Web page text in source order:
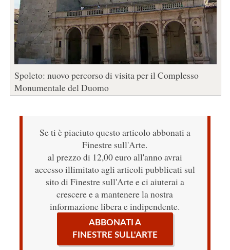
Spoleto: nuovo percorso di visita per il Complesso
Monumentale del Duomo
Se ti è piaciuto questo articolo abbonati a
Finestre sull'Arte.
al prezzo di 12,00 euro all'anno avrai
accesso illimitato agli articoli pubblicati sul
sito di Finestre sull'Arte e ci aiuterai a
crescere e a mantenere la nostra
informazione libera e indipendente.
ABBONATI A
FINESTRE SULL'ARTE